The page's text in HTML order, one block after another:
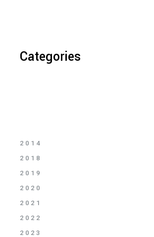
Categories
2014
2018
2019
2020
2021
2022
2023